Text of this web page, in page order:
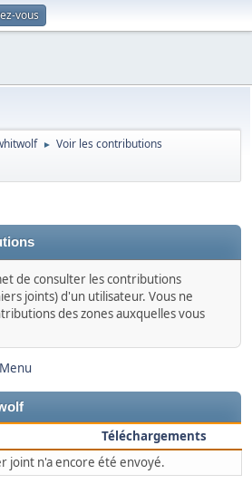
vous
► Voir les contributions
de consulter les contributions
joints) d'un utilisateur. Vous ne
des zones auxquelles vous
Téléchargements
joint n'a encore été envoyé.